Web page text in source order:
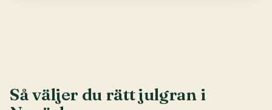
Så väljer du rätt julgran i